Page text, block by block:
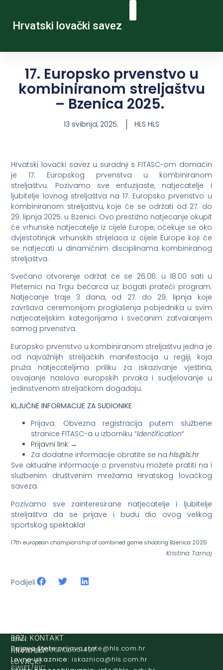
Hrvatski lovački savez
17. Europsko prvenstvo u
kombiniranom streljaštvu
– Bzenica 2025.
13 svibnja, 2025. HLS HLS
Hrvatski lovački savez u suradnji s FITASC-om domaćin
je 17. Europskog prvenstva u kombiniranom
streljaštvu. Pozivamo sve entuzijaste, natjecatelje i
ljubitelje lovnog streljaštva na 17. Europsko prvenstvo u
kombiniranom streljaštvu, koje će se održati od 27. do
29. lipnja 2025. u Bzenici. Ovo prestižno natjecanje okupit
će vrhunske natjecatelje iz cijele Europe, očekuje se oko
dvjestotinjak vrhunskih strijelaca iz cijele Europe koji će
se natjecati u dinamičnim disciplinama kombiniranog
streljaštva.
Svečano otvorenje održat će se 26.06. u 18:00 sati u
Pleternici na Trgu bećarca uz bogati prateći program.
Natjecanje traje 3 dana, od 27. do 29. lipnja koje
završava ceremonijom proglašenja pobjednika u svim
natjecateljskim kategorijama i svečanim zatvaranjem
samog prvenstva.
Europsko prvenstvo u kombiniranom streljaštvu jedna je
od najvažnijih streljačkih manifestacija u regiji, koja
pruža natjecateljima priliku za iskazivanje vještina,
osvajanje naslova europskih prvaka i sudjelovanje u
jedinstvenom streljačkom događaju.
KLJUČNE INFORMACIJE ZA SUDIONIKE
Prijava: Obvezna registracija putem službene
stranice FITASC-a u izborniku “Identification“
Prijavni link →
Za dodatne informacije obratite se na
rh.sl
@slh
Sve aktualne informacije o prvenstvu možete pratiti na i
službenim društvenim mrežama Hrvatskog lovačkog
saveza.
Pozivamo sve zainteresirane natjecatelje i ljubitelje
streljaštva da se prijave i budu dio ovog velikog
sportskog spektakla!
17th european championship of combined game shooting Bzenica 2025
Kristina Tarnaj
Podijeli
HRVATSKI
LOVAČKI
IBAN:
HR8124020061100501497
SWIFT/BIC
BRZI KONTAKT
Prijava štete: rh.moc.slh
@etets.avajirp
Lovne iskaznice:
rh.moc.slh
@acinzaksi